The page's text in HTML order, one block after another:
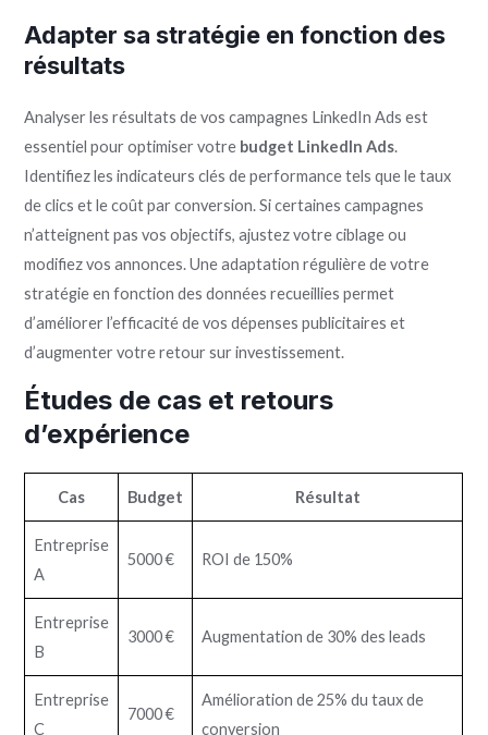
Adapter sa stratégie en fonction des
résultats
Analyser les résultats de vos campagnes LinkedIn Ads est
essentiel pour optimiser votre budget LinkedIn Ads.
Identifiez les indicateurs clés de performance tels que le taux
de clics et le coût par conversion. Si certaines campagnes
n’atteignent pas vos objectifs, ajustez votre ciblage ou
modifiez vos annonces. Une adaptation régulière de votre
stratégie en fonction des données recueillies permet
d’améliorer l’efficacité de vos dépenses publicitaires et
d’augmenter votre retour sur investissement.
Études de cas et retours
d’expérience
Cas Budget Résultat
Entreprise
A
5000 € ROI de 150%
Entreprise
B
3000 € Augmentation de 30% des leads
Entreprise
C
7000 €
Amélioration de 25% du taux de
conversion